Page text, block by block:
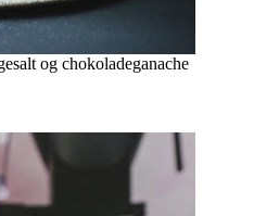
og chokoladeganache